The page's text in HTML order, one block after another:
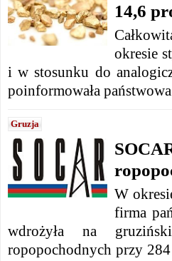
14,6
okresie
i w stosunku do
poinformowała
Gruzja
W
firma
wdrożyła na
ropopochodnych przy 284